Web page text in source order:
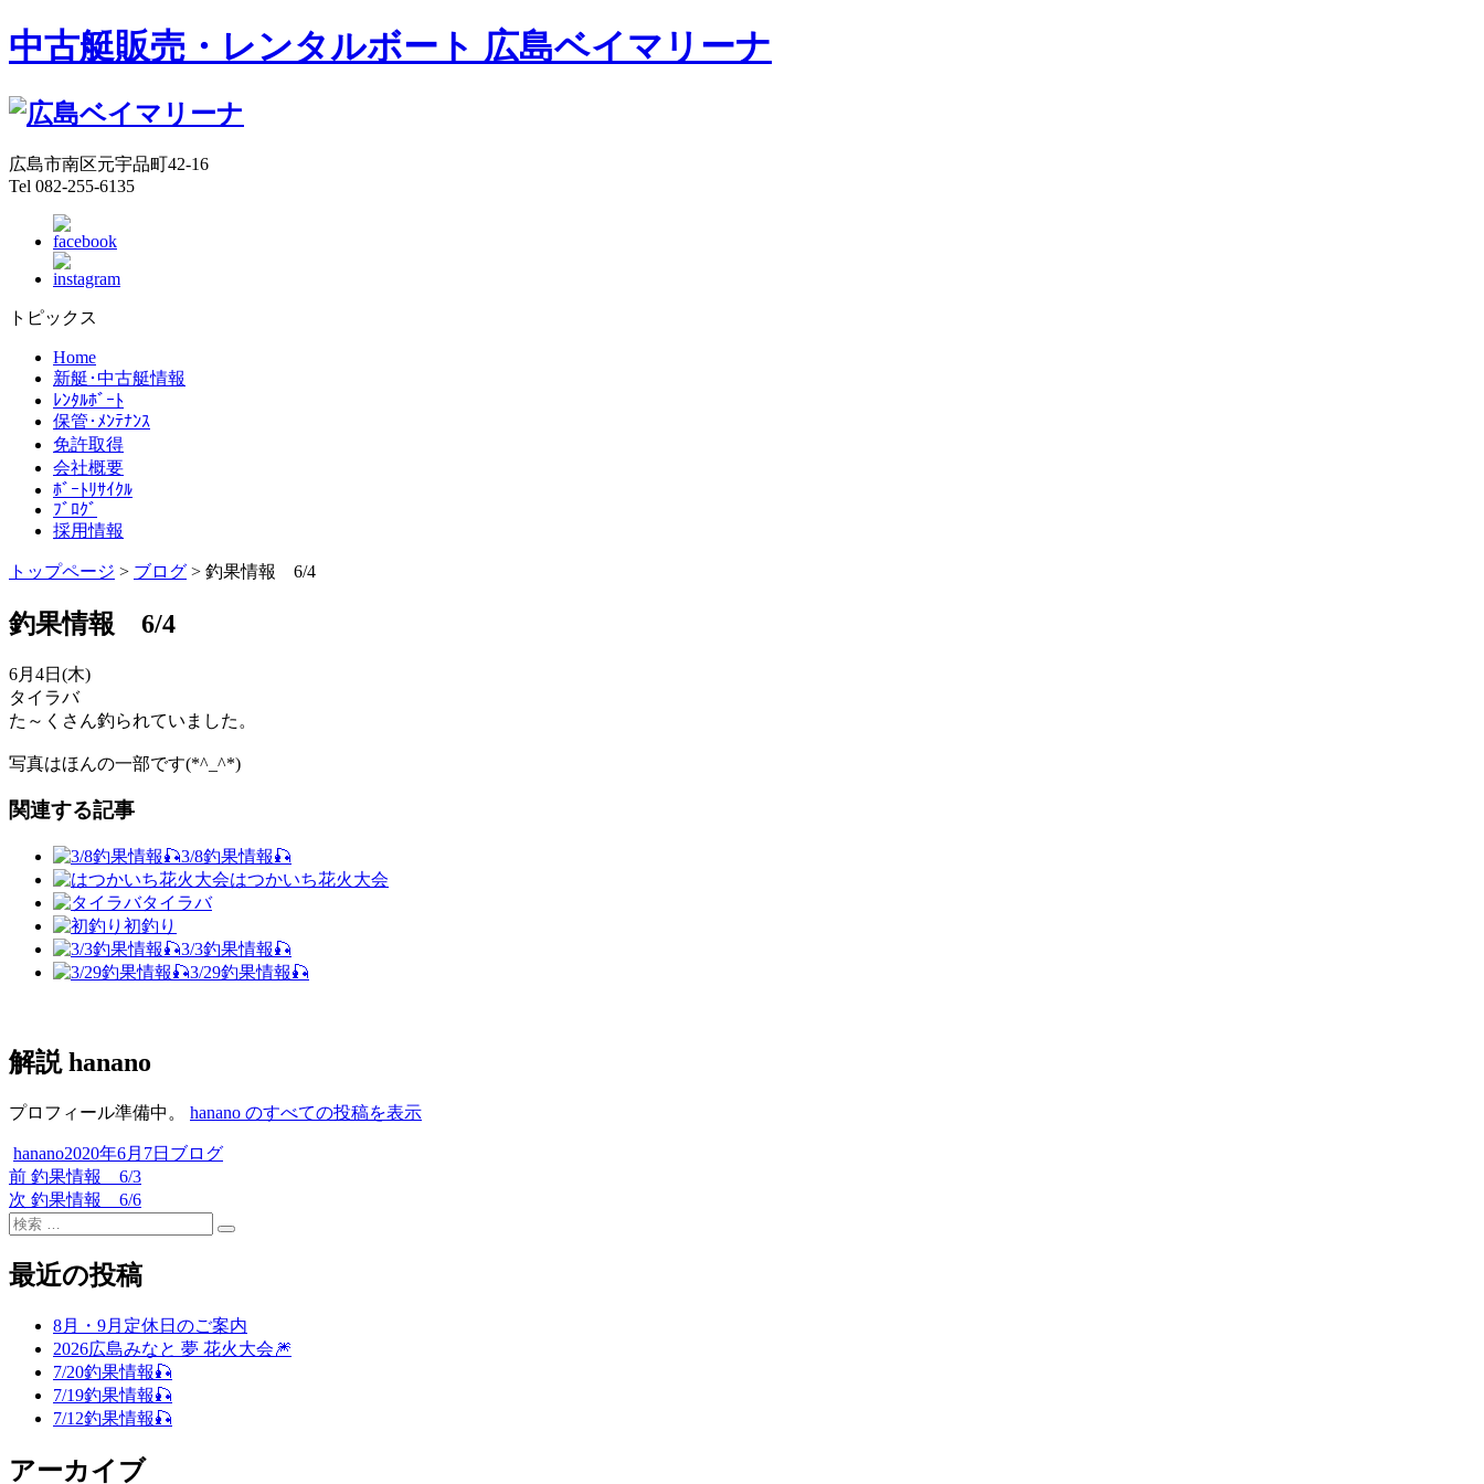
中古艇販売・レンタルボート 広島ベイマリーナ
広島市南区元宇品町42-16
Tel 082-255-6135
トピックス
Home
新艇･中古艇情報
ﾚﾝﾀﾙﾎﾞｰﾄ
保管･ﾒﾝﾃﾅﾝｽ
免許取得
会社概要
ﾎﾞｰﾄﾘｻｲｸﾙ
ﾌﾞﾛｸﾞ
採用情報
トップページ > ブログ > 釣果情報 6/4
釣果情報 6/4
6月4日(木)
タイラバ
た～くさん釣られていました。
写真はほんの一部です(*^_^*)
関連する記事
3/8釣果情報🎣
はつかいち花火大会
タイラバ
初釣り
3/3釣果情報🎣
3/29釣果情報🎣
解説 hanano
プロフィール準備中。 hanano のすべての投稿を表示
投
稿
者
hanano投
稿
日:
2020年6月7日 カ
ブログ
投
稿
ビ
ン
前 過
去
の
稿:
釣果情報 6/3
次 次
の
稿:
釣果情報 6/6
検
対
象:
検
最近の投稿
8月・9月定休日のご案内
2026広島みなと 夢 花火大会🎆
7/20釣果情報🎣
7/19釣果情報🎣
7/12釣果情報🎣
アーカイブ